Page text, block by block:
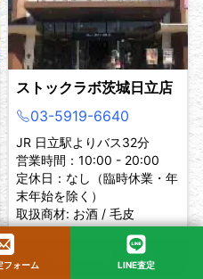
ストックラボ茨城日立店
03-5919-6640
JR 日立駅よりバス32分
営業時間：10:00 - 20:00
定休日：なし（臨時休業・年
末年始を除く）
取扱商材: お酒 / 毛皮
店舗詳細・地図
フォーム LINE査定